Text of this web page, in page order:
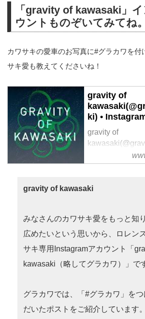
公益財団法人日
が主催し、毎年
物事に贈られる
ますが、もちろ
デザイン賞を受
「gravity of kawasaki」
ウントものぞいてみてね。
カワサキの愛車のお写真に#グラカワを付
サキ愛も教えてくださいね！
gravity of
ki) •
gravity of
フォローして
を見逃さずチェ
gravity of kawasaki
みなさんのカワサキ愛をもっと知
広めたいという思いから、ロレン
サキ専用Instagramアカウント「
kawasaki（略してグラカワ）」で
グラカワでは、「#グラカワ」を
だいたポストをご紹介しています